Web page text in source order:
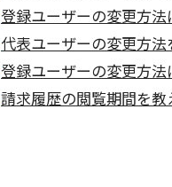
登録ユーザーの変更方法
代表ユーザーの変更方法
登録ユーザーの変更方法
請求履歴の閲覧期間を教